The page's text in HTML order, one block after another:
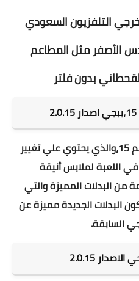
التلفزيون السعودي
الأصفر مثل المطاعم
بدون فلتر
تم اطلاق تحديث ببجي الموسم 15،والذي يحتوي علي تغيير
اللعبة لملابس أنيقة
من البدلات المميزة والتي
البدلات الجديدة مميزة عن
السابقة.
2.0.15